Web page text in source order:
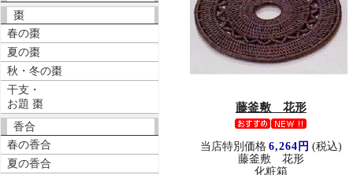
棗
春の棗
夏の棗
秋・冬の棗
干支・
お題 棗
香合
春の香合
夏の香合
藤釜敷 花形
当店特別価格 6,264円 (税込)
藤釜敷 花形
化粧箱